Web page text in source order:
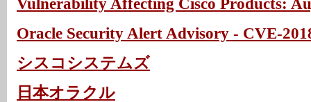
Oracle Security Alert Advisory - CVE-
シスコシステムズ
日本オラクル